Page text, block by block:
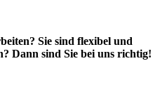
Sie sind flexibel und
Dann sind Sie bei uns richtig!